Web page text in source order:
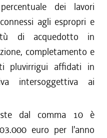
dei lavori
agli espropri e
di acquedotto in
completamento e
pluvirrigui affidati in
intersoggettiva ai
dal comma 10 è
euro per l'anno